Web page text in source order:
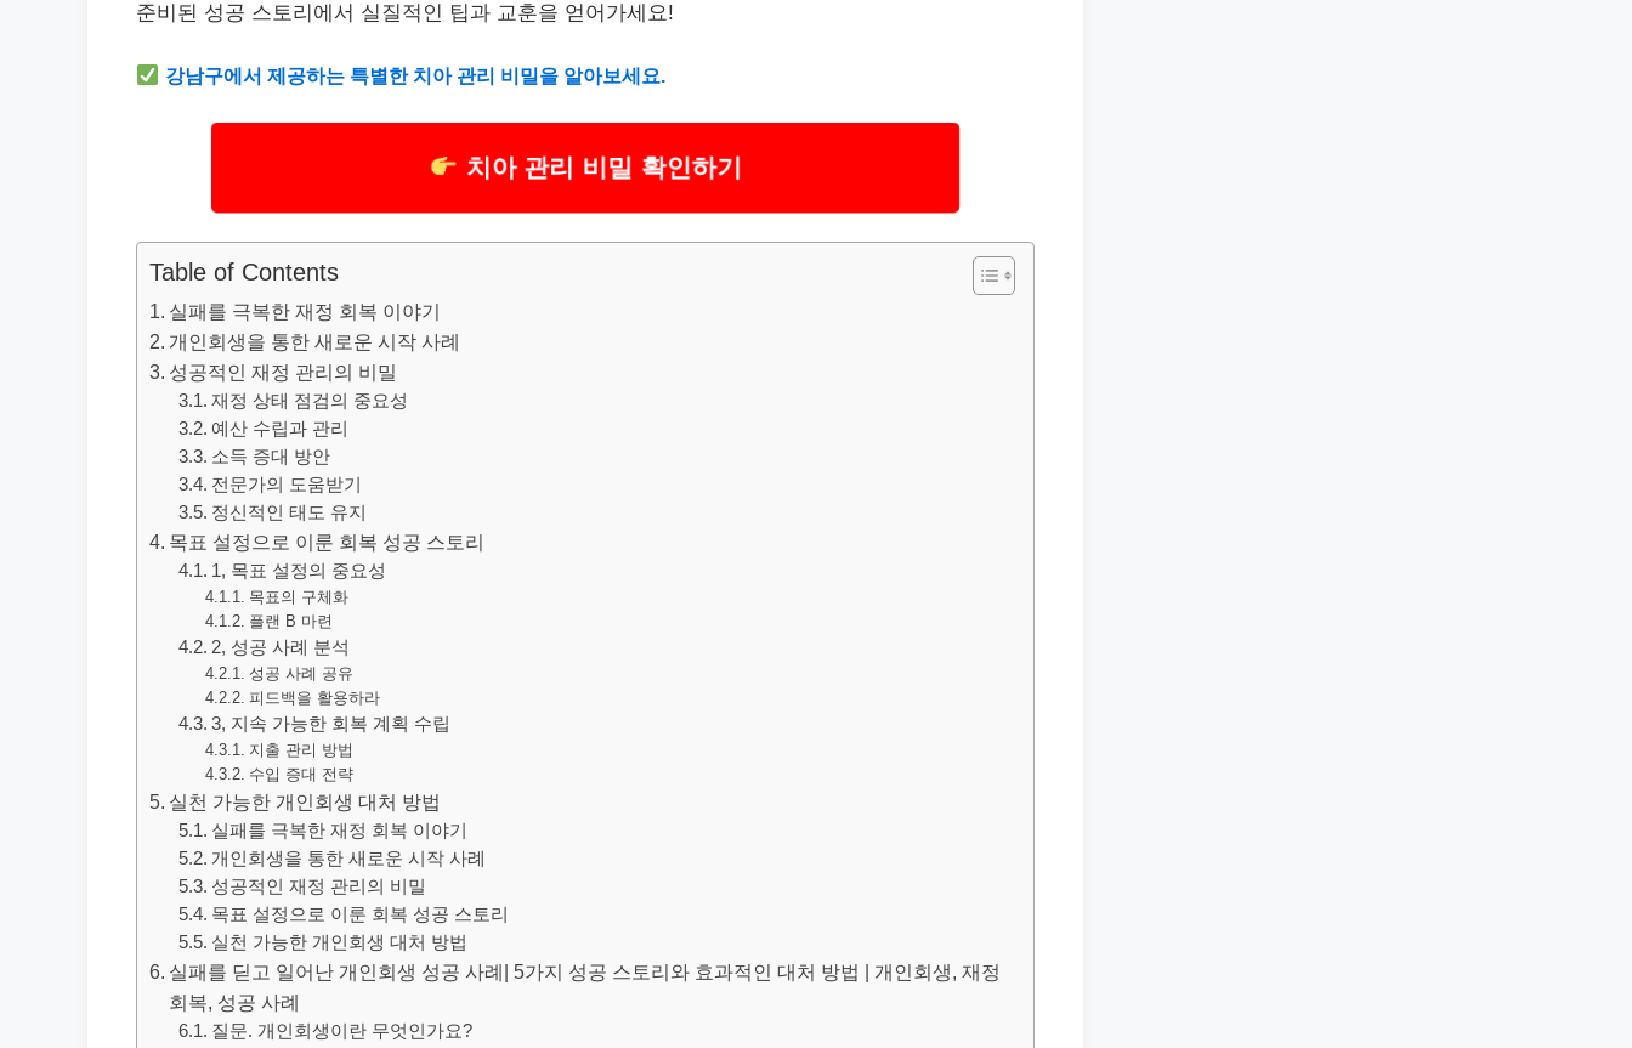
준비된 성공 스토리에서 실질적인 팁과 교훈을 얻어가세요!
강남구에서 제공하는 특별한 치아 관리 비밀을 알아보세요.
치아 관리 비밀 확인하기
Table of Contents
실패를 극복한 재정 회복 이야기
개인회생을 통한 새로운 시작 사례
성공적인 재정 관리의 비밀
재정 상태 점검의 중요성
예산 수립과 관리
소득 증대 방안
전문가의 도움받기
정신적인 태도 유지
목표 설정으로 이룬 회복 성공 스토리
1, 목표 설정의 중요성
목표의 구체화
플랜 B 마련
2, 성공 사례 분석
성공 사례 공유
피드백을 활용하라
3, 지속 가능한 회복 계획 수립
지출 관리 방법
수입 증대 전략
실천 가능한 개인회생 대처 방법
실패를 극복한 재정 회복 이야기
개인회생을 통한 새로운 시작 사례
성공적인 재정 관리의 비밀
목표 설정으로 이룬 회복 성공 스토리
실천 가능한 개인회생 대처 방법
실패를 딛고 일어난 개인회생 성공 사례| 5가지 성공 스토리와 효과적인 대처 방법 | 개인회생, 재정
회복, 성공 사례
질문. 개인회생이란 무엇인가요?